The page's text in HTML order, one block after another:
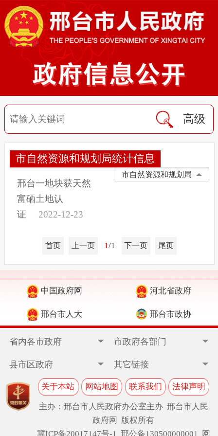
高级
市自然资源和规划局统计信息
市自然资源和规划局
邢台一地块获天然
富硒土地认
证
2022-12-23
首页 上一页 1/1 下一页 尾页
中国政府网 河北省政府
邢台市人大 邢台市政协
省内各市政府 市政府各部门
县市区政府 其它链接
关于本站 网站地图 联系我们 法律声明
主办：邢台市人民政府办公室主办 邢台市人民
政府网 版权所有
冀ICP备20017147号-1 邢公备130500000001 网